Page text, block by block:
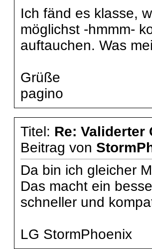
Ich fänd es klasse,
möglichst -hmmm-
auftauchen. Was
Grüße
pagino
Titel: Re: Validerter
Beitrag von
Da bin ich gleicher
Das macht ein
schneller und
LG StormPhoenix